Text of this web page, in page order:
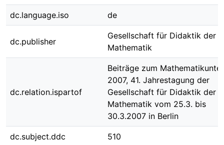
dc.language.iso de
dc.publisher
Gesellschaft für Didaktik der
Mathematik
dc.relation.ispartof
Beiträge zum
2007, 41. Jahrestagung der
Gesellschaft für Didaktik der
Mathematik vom 25.3. bis
30.3.2007 in Berlin
dc.subject.ddc 510